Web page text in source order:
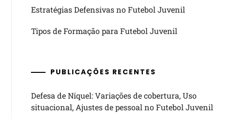
Estratégias Defensivas no Futebol Juvenil
Tipos de Formação para Futebol Juvenil
PUBLICAÇÕES RECENTES
Defesa de Níquel: Variações de cobertura, Uso
situacional, Ajustes de pessoal no Futebol Juvenil